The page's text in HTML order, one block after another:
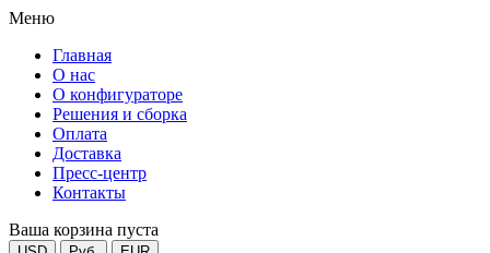
Меню
Главная
О нас
О конфигураторе
Решения и сборка
Оплата
Доставка
Пресс-центр
Контакты
Ваша корзина пуста